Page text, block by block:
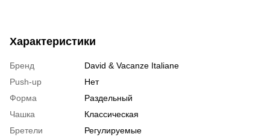
Характеристики
Бренд
David & Vacanze Italiane
Push-up
Нет
Форма
Раздельный
Чашка
Классическая
Бретели
Регулируемые